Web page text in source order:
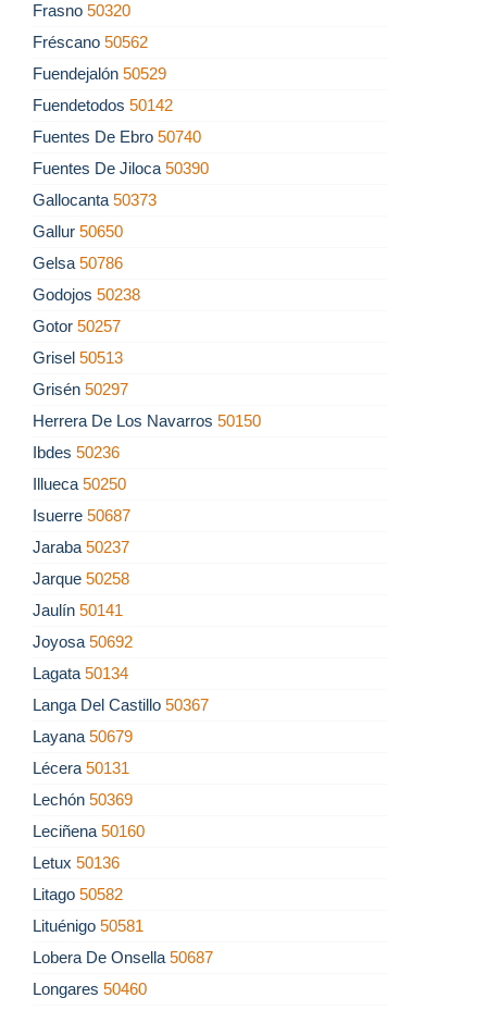
Frasno 50320
Fréscano 50562
Fuendejalón 50529
Fuendetodos 50142
Fuentes De Ebro 50740
Fuentes De Jiloca 50390
Gallocanta 50373
Gallur 50650
Gelsa 50786
Godojos 50238
Gotor 50257
Grisel 50513
Grisén 50297
Herrera De Los Navarros 50150
Ibdes 50236
Illueca 50250
Isuerre 50687
Jaraba 50237
Jarque 50258
Jaulín 50141
Joyosa 50692
Lagata 50134
Langa Del Castillo 50367
Layana 50679
Lécera 50131
Lechón 50369
Leciñena 50160
Letux 50136
Litago 50582
Lituénigo 50581
Lobera De Onsella 50687
Longares 50460